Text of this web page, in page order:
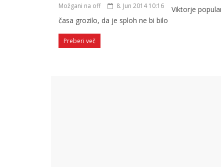
Možgani na off 8. Jun 2014 10:16
Viktorje
časa grozilo, da je sploh ne bi bilo
Preberi več